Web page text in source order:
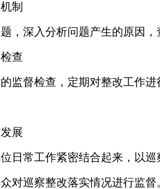
制
，深入分析问题产生的原因
查
监督检查，定期对整改工作
展
日常工作紧密结合起来，以
对巡察整改落实情况进行监督